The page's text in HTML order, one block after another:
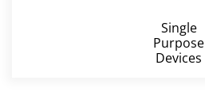
Single
Purpose
Devices